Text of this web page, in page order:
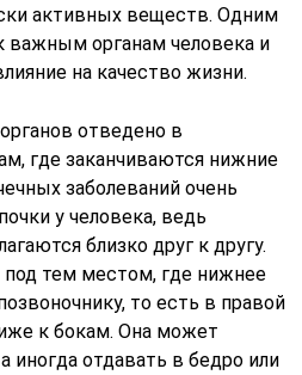
активных веществ. Одним
важным органам человека и
на качество жизни.
отведено в
где заканчиваются нижние
заболеваний очень
у человека, ведь
близко друг к другу.
тем местом, где нижнее
то есть в правой
к бокам. Она может
иногда отдавать в бедро или